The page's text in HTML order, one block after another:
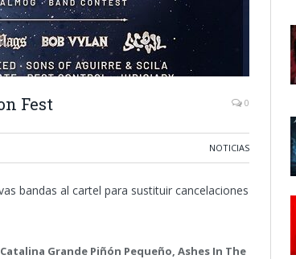
Fest 0
NOTICIAS
bandas al cartel para sustituir cancelaciones
Grande Piñón Pequeño, Ashes In The